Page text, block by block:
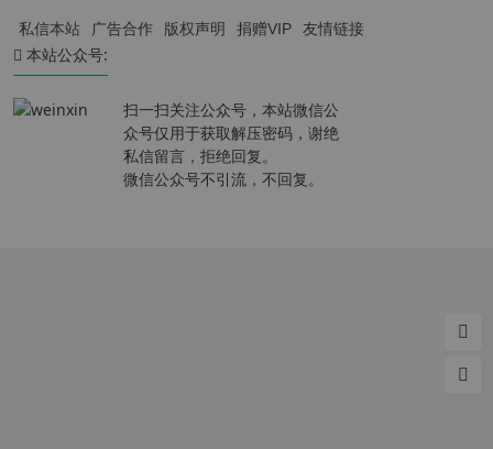
私信本站 广告合作 版权声明 捐赠VIP 友情链接
本站公众号:
扫一扫关注公众号，本站微信公
众号仅用于获取解压密码，谢绝
私信留言，拒绝回复。
微信公众号不引流，不回复。